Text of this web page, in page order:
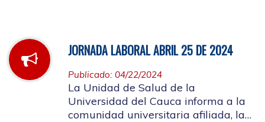
JORNADA LABORAL ABRIL 25 DE 2024
Publicado: 04/22/2024
La Unidad de Salud de la
Universidad del Cauca informa a la
comunidad universitaria afiliada, la